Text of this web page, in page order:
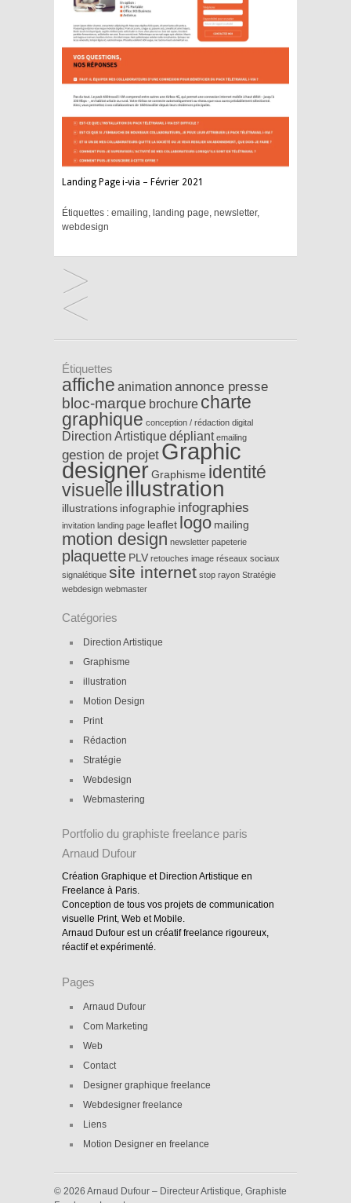
Landing Page i-via – Février 2021
Étiquettes : emailing, landing page, newsletter,
webdesign
Étiquettes
affiche animation annonce presse
bloc-marque brochure charte
graphique conception / rédaction digital
Direction Artistiquedépliant emailing
gestion de projet Graphic
designer Graphisme identité
visuelle illustration
illustrations infographie infographies
invitation landing page leaflet logo mailing
motion design newsletter papeterie
plaquette PLV retouches image réseaux sociaux
signalétique site internet stop rayon Stratégie
webdesign webmaster
Catégories
Direction Artistique
Graphisme
illustration
Motion Design
Print
Rédaction
Stratégie
Webdesign
Webmastering
Portfolio du graphiste freelance paris
Arnaud Dufour
Création Graphique et Direction Artistique en
Freelance à Paris.
Conception de tous vos projets de communication
visuelle Print, Web et Mobile.
Arnaud Dufour est un créatif freelance rigoureux,
réactif et expérimenté.
Pages
Arnaud Dufour
Com Marketing
Web
Contact
Designer graphique freelance
Webdesigner freelance
Liens
Motion Designer en freelance
© 2026 Arnaud Dufour – Directeur Artistique, Graphiste